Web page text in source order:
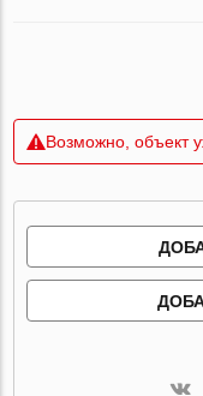
Возможно, объект